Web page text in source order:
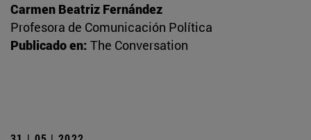
Carmen Beatriz Fernández
Profesora de Comunicación Política
Publicado en: The Conversation